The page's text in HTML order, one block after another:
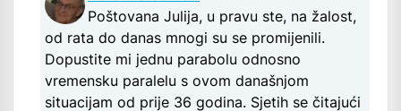
Poštovana Julija, u pravu ste, na žalost,
od rata do danas mnogi su se promijenili.
Dopustite mi jednu parabolu odnosno
vremensku paralelu s ovom današnjom
situacijam od prije 36 godina. Sjetih se čitajući